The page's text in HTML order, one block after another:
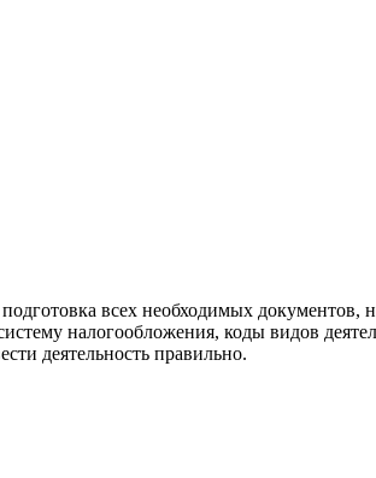
всех необходимых
налогообложения, коды видов
деятельность правильно.